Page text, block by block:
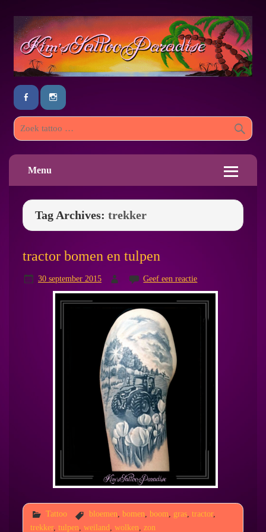
Menu
Tag Archives: trekker
tractor bomen en tulpen
30 september 2015 Geef een reactie
Tattoo bloemen bomen boom gras, tractor,
trekker, tulpen weiland wolken zon